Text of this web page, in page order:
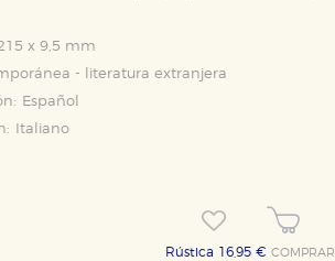
x 9,5 mm
- literatura extranjera
Español
Italiano
Rústica 16,95 € COMPRAR